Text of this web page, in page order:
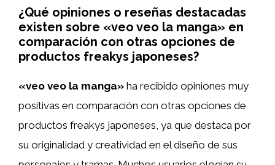
¿Qué opiniones o reseñas destacadas
existen sobre «veo veo la manga» en
comparación con otras opciones de
productos freakys japoneses?
«veo veo la manga» ha recibido opiniones muy
positivas en comparación con otras opciones de
productos freakys japoneses, ya que destaca por
su originalidad y creatividad en el diseño de sus